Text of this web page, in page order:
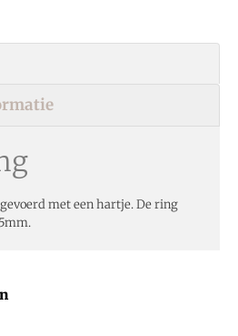
met een hartje. De ring